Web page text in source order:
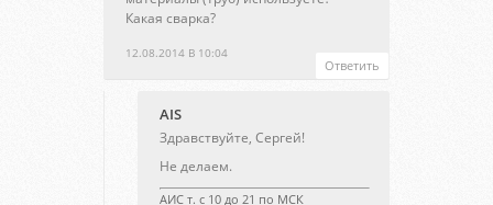
12.08.2014 В 10:04
Какая сварка?
Ответить
AIS
Здравствуйте, Сергей!
Не делаем.
АИС т. с 10 до 21 по МСК